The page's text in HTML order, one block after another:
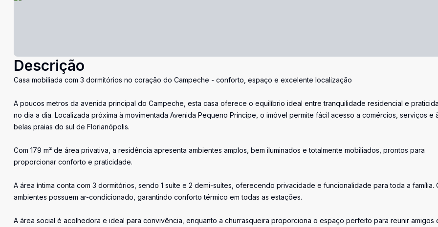
Descrição
Casa mobiliada com 3 dormitórios no coração do Campeche - conforto, espaço e excelente localização
A poucos metros da avenida principal do Campeche, esta casa oferece o equilíbrio ideal entre tranquilidade residencial e
no dia a dia. Localizada próxima à movimentada Avenida Pequeno Príncipe, o imóvel permite fácil acesso a comércios, serviços e
belas praias do sul de Florianópolis.
Com 179 m² de área privativa, a residência apresenta ambientes amplos, bem iluminados e totalmente mobiliados, prontos para
proporcionar conforto e praticidade.
A área íntima conta com 3 dormitórios, sendo 1 suíte e 2 demi-suítes, oferecendo privacidade e funcionalidade para toda a família.
ambientes possuem ar-condicionado, garantindo conforto térmico em todas as estações.
A área social é acolhedora e ideal para convivência, enquanto a churrasqueira proporciona o espaço perfeito para reunir amigos